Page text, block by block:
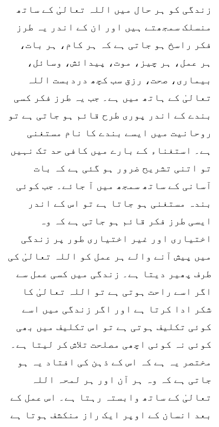
زندگی کو ہر حال میں اللہ تعالیٰ کے ساتھ
منسلک سمجھتے ہیں اور ان کے اندر یہ طرز
فکر راسخ ہو جاتی ہے کہ ہر کام، ہر بات،
ہر عمل، ہر چیز، موت، پیدائش، وسائل،
بیماری، صحت، رزق سب کچھ دردبست اللہ
تعالیٰ کے ہاتھ میں ہے۔ جب یہ طرز فکر کسی
بندے کے اندر پوری طرح قائم ہو جاتی ہے تو
روحانیت میں ایسے بندے کا نام مستغنی
ہے۔ استغناء کے بارے میں کافی حد تک نہیں
تو اتنی تشریح ضرور ہو گئی ہے کہ بات
آسانی کے ساتھ سمجھ میں آ جائے۔ جب کوئی
بندہ مستغنی ہو جاتا ہے تو اس کے اندر
ایسی طرز فکر قائم ہو جاتی ہے کہ وہ
اختیاری اور غیر اختیاری طور پر زندگی
میں پیش آنے والے ہر عمل کو اللہ تعالیٰ کی
طرف پھیر دیتا ہے۔ زندگی میں کسی عمل سے
اگر اسے راحت ہوتی ہے تو اللہ تعالیٰ کا
شکر ادا کرتا ہے اور اگر زندگی میں اسے
کوئی تکلیف ہوتی ہے تو اس تکلیف میں بھی
کوئی نہ کوئی اچھی مصلحت تلاش کر لیتا ہے۔
مختصر یہ ہے کہ اس کے ذہن کی افتاد یہ ہو
جاتی ہے کہ وہ ہر آن اور ہر لمحہ اللہ
تعالیٰ کے ساتھ وابستہ رہتا ہے۔ اس عمل کے
بعد انسان کے اوپر ایک راز منکشف ہوتا ہے